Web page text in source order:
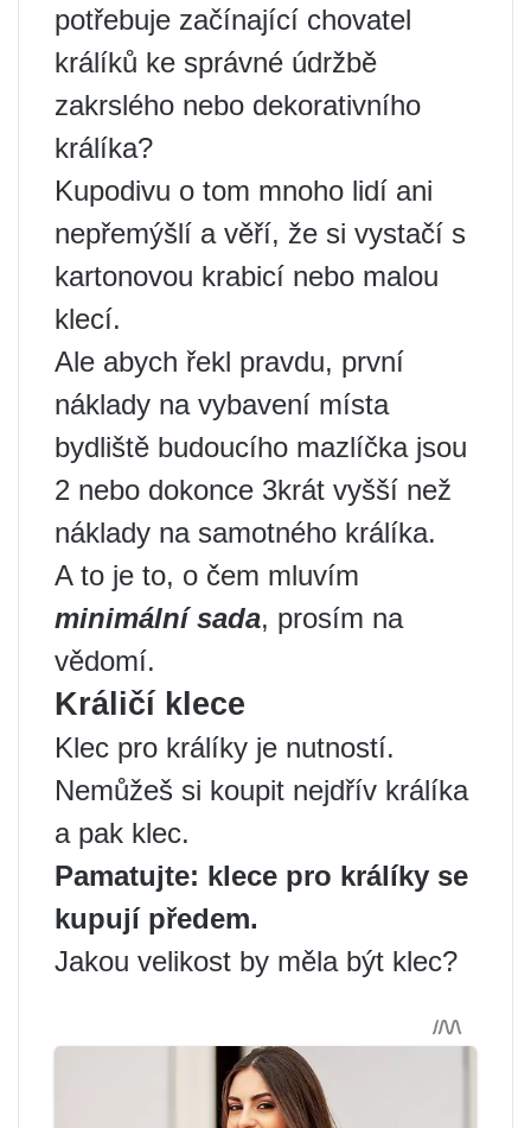
potřebuje začínající chovatel
králíků ke správné údržbě
zakrslého nebo dekorativního
králíka?
Kupodivu o tom mnoho lidí ani
nepřemýšlí a věří, že si vystačí s
kartonovou krabicí nebo malou
klecí.
Ale abych řekl pravdu, první
náklady na vybavení místa
bydliště budoucího mazlíčka jsou
2 nebo dokonce 3krát vyšší než
náklady na samotného králíka.
A to je to, o čem mluvím
minimální sada, prosím na
vědomí.
Králičí klece
Klec pro králíky je nutností.
Nemůžeš si koupit nejdřív králíka
a pak klec.
Pamatujte: klece pro králíky se
kupují předem.
Jakou velikost by měla být klec?